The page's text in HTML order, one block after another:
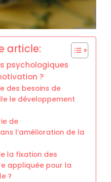
article:
psychologiques
?
des besoins de
le développement
de
l’amélioration de la
la fixation des
appliquée pour la
?